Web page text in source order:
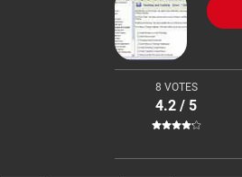
8 VOTES
4.2 / 5